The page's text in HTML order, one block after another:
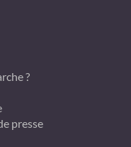
?
presse